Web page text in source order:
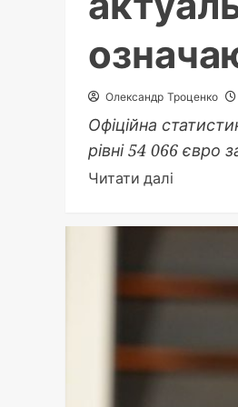
Олександр Троценко
Офіційна
рівні 54 066 євро
Читати далі
Середня
2026